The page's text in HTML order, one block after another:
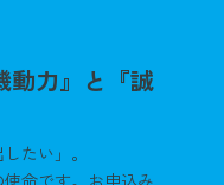
動力』と『誠
たい」。
命です。お申込み